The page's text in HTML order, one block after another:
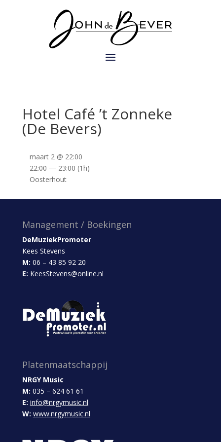
Hotel Café ’t Zonneke
(De Bevers)
maart 2 @ 22:00
22:00 — 23:00 (1h)
Oosterhout
Management / Boekingen
DeMuziekPromoter
Kees Stevens
M: 06 – 43 85 92 20
E: KeesStevens@online.nl
Platenmaatschappij
NRGY Music
M: 035 – 624 61 61
E: info@nrgymusic.nl
W: www.nrgymusic.nl